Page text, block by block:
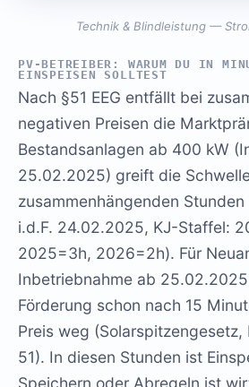
Technik & Blindleistung —
PV-BETREIBER: WARUM DU IN
EINSPEISEN SOLLTEST
Nach §51 EEG entfällt bei
negativen Preisen die
Bestandsanlagen ab 400 kW
25.02.2025) greift die
zusammenhängenden Stunden
i.d.F. 24.02.2025, KJ-Staffel:
2025=3h, 2026=2h). Für
Inbetriebnahme ab
Förderung schon nach 15
Preis weg (Solarspitzengesetz,
51). In diesen Stunden ist
Speichern oder Abregeln ist